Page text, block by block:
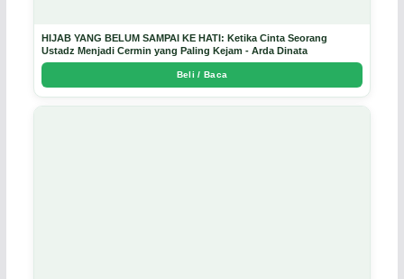
HIJAB YANG BELUM SAMPAI KE HATI: Ketika Cinta Seorang
Ustadz Menjadi Cermin yang Paling Kejam - Arda Dinata
Beli / Baca